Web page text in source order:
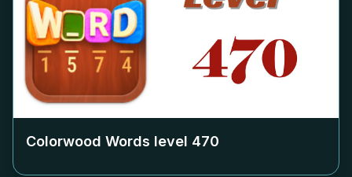
Colorwood Words level 470